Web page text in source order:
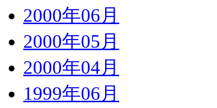
2000年06月
2000年05月
2000年04月
1999年06月